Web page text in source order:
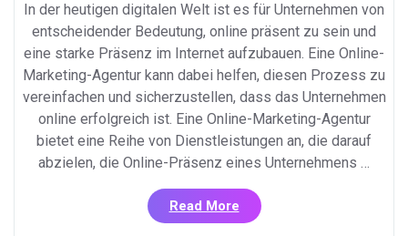
In der heutigen digitalen Welt ist es für Unternehmen von
entscheidender Bedeutung, online präsent zu sein und
eine starke Präsenz im Internet aufzubauen. Eine Online-
Marketing-Agentur kann dabei helfen, diesen Prozess zu
vereinfachen und sicherzustellen, dass das Unternehmen
online erfolgreich ist. Eine Online-Marketing-Agentur
bietet eine Reihe von Dienstleistungen an, die darauf
abzielen, die Online-Präsenz eines Unternehmens …
Read More«Die
Vorteile